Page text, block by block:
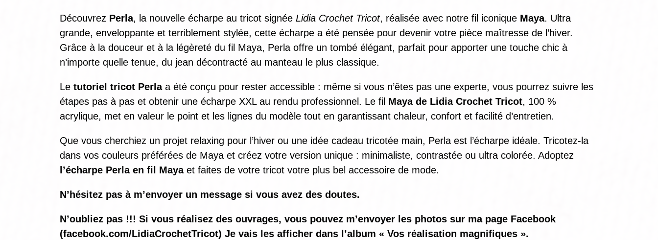
Découvrez Perla, la nouvelle écharpe au tricot signée Lidia Crochet Tricot, réalisée avec notre fil iconique Maya. Ultra
grande, enveloppante et terriblement stylée, cette écharpe a été pensée pour devenir votre pièce maîtresse de l’hiver.
Grâce à la douceur et à la légèreté du fil Maya, Perla offre un tombé élégant, parfait pour apporter une touche chic à
n’importe quelle tenue, du jean décontracté au manteau le plus classique.
Le tutoriel tricot Perlaa été conçu pour rester accessible : même si vous n’êtes pas une experte, vous pourrez suivre les
étapes pas à pas et obtenir une écharpe XXL au rendu professionnel. Le fil Maya de Lidia Crochet Tricot, 100 %
acrylique, met en valeur le point et les lignes du modèle tout en garantissant chaleur, confort et facilité d’entretien.
Que vous cherchiez un projet relaxing pour l’hiver ou une idée cadeau tricotée main, Perla est l’écharpe idéale. Tricotez-la
dans vos couleurs préférées de Maya et créez votre version unique : minimaliste, contrastée ou ultra colorée. Adoptez
l’écharpe Perla en fil Mayaet faites de votre tricot votre plus bel accessoire de mode.
N’hésitez pas à m’envoyer un message si vous avez des doutes.
N’oubliez pas !!! Si vous réalisez des ouvrages, vous pouvez m’envoyer les photos sur ma page Facebook
(facebook.com/LidiaCrochetTricot) Je vais les afficher dans l’album « Vos réalisation magnifiques ».